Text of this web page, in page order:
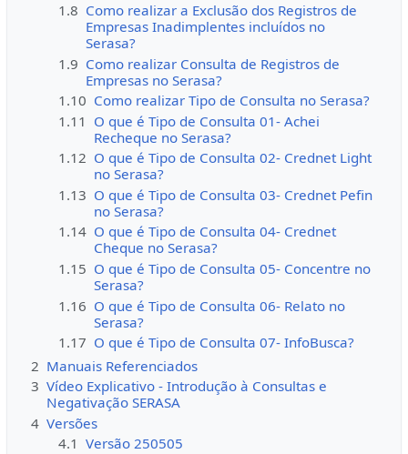
1.8 Como realizar a Exclusão dos Registros de
Empresas Inadimplentes incluídos no
Serasa?
1.9 Como realizar Consulta de Registros de
Empresas no Serasa?
1.10 Como realizar Tipo de Consulta no Serasa?
1.11 O que é Tipo de Consulta 01- Achei
Recheque no Serasa?
1.12 O que é Tipo de Consulta 02- Crednet Light
no Serasa?
1.13 O que é Tipo de Consulta 03- Crednet Pefin
no Serasa?
1.14 O que é Tipo de Consulta 04- Crednet
Cheque no Serasa?
1.15 O que é Tipo de Consulta 05- Concentre no
Serasa?
1.16 O que é Tipo de Consulta 06- Relato no
Serasa?
1.17 O que é Tipo de Consulta 07- InfoBusca?
2 Manuais Referenciados
3 Vídeo Explicativo - Introdução à Consultas e
Negativação SERASA
4 Versões
4.1 Versão 250505